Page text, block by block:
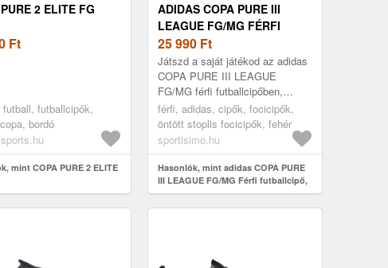
2 ELITE FG
Ft
futball, futballcipők,
bordó
mint COPA PURE 2 ELITE
ADIDAS COPA PURE III
LEAGUE FG/MG FÉRFI
FUTBALLCIPŐ, FEHÉR,
MÉRET 40 2/3
25 990 Ft
Játszd a saját játékod az adidas
COPA PURE III LEAGUE
FG/MG férfi futballcipőben,
amelyet a kényelem jegyében
fejlesztettek ki. A Fusionfeel
szinte...
férfi, adidas, cipők, focicipők,
öntött stoplis focicipők, fehér
sportisimo.hu
Hasonlók, mint adidas COPA PURE
III LEAGUE FG/MG Férfi futballcipő,
fehér, méret 40 2/3